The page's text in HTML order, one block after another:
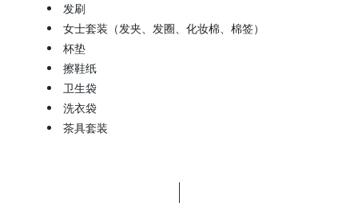
发刷
女士套装（发夹、发圈、化妆棉、棉签）
杯垫
擦鞋纸
卫生袋
洗衣袋
茶具套装